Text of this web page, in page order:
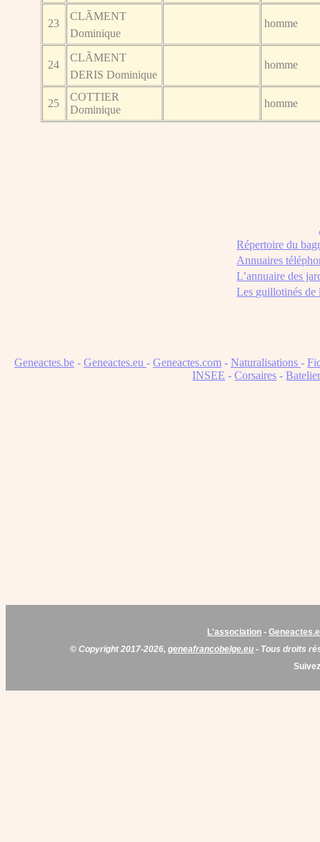
23
CLÃMENT
Dominique
homme
24
CLÃMENT
DERIS Dominique
homme
25
COTTIER
Dominique
homme
Répertoire du
Annuaires
L’annuaire des
Les guillotinés de
Geneactes.be - Geneactes.eu - Geneactes.com - Naturalisations -
INSEE -Corsaires -
L'association -
© Copyright 2017-2026,geneafrancobelge.eu - Tous droits